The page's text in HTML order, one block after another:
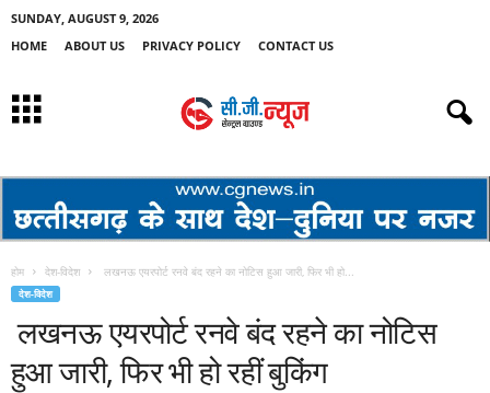
SUNDAY, AUGUST 9, 2026
HOME
ABOUT US PRIVACY POLICY CONTACT US
होम देश-विदेश लखनऊ एयरपोर्ट रनवे बंद रहने का नोटिस हुआ जारी, फिर भी हो...
देश-विदेश
लखनऊ एयरपोर्ट रनवे बंद रहने का नोटिस
हुआ जारी, फिर भी हो रहीं बुकिंग